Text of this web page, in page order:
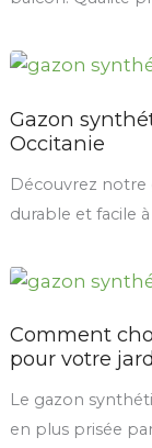
Gazon
Occitanie
Découvrez notre
durable et facile
Comment
pour votre
Le gazon
en plus prisée